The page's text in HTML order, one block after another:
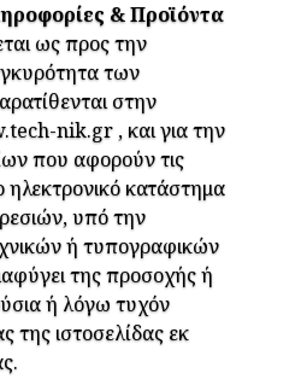
& Προϊόντα
ως προς την
των
στην
nik.gr , και για την
που αφορούν τις
κατάστημα
υπό την
ή τυπογραφικών
της προσοχής ή
ή λόγω τυχόν
της ιστοσελίδας εκ